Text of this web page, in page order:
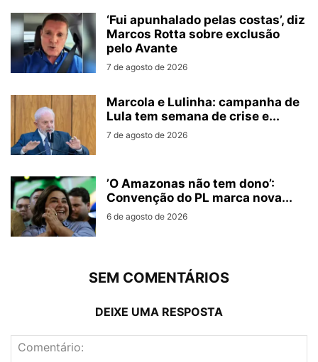
‘Fui apunhalado pelas costas’, diz
Marcos Rotta sobre exclusão
pelo Avante
7 de agosto de 2026
Marcola e Lulinha: campanha de
Lula tem semana de crise e...
7 de agosto de 2026
’O Amazonas não tem dono’:
Convenção do PL marca nova...
6 de agosto de 2026
SEM COMENTÁRIOS
DEIXE UMA RESPOSTA